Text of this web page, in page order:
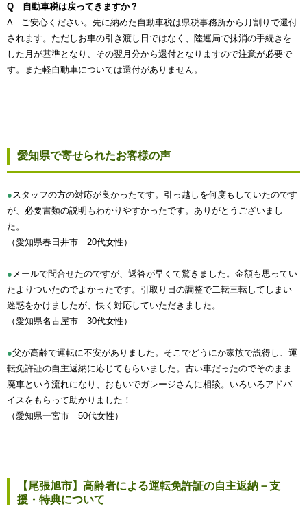
Q 自動車税は戻ってきますか？
A ご安心ください。先に納めた自動車税は県税事務所から月割りで還付
されます。ただしお車の引き渡し日ではなく、陸運局で抹消の手続きを
した月が基準となり、その翌月分から還付となりますので注意が必要で
す。また軽自動車については還付がありません。
愛知県で寄せられたお客様の声
● スタッフの方の対応が良かったです。引っ越しを何度もしていたのです
が、必要書類の説明もわかりやすかったです。ありがとうございまし
た。
（愛知県春日井市 20代女性）
● メールで問合せたのですが、返答が早くて驚きました。金額も思ってい
たよりついたのでよかったです。引取り日の調整で二転三転してしまい
迷惑をかけましたが、快く対応していただきました。
（愛知県名古屋市 30代女性）
●父が高齢で運転に不安がありました。そこでどうにか家族で説得し、運
転免許証の自主返納に応じてもらいました。古い車だったのでそのまま
廃車という流れになり、おもいでガレージさんに相談。いろいろアドバ
イスをもらって助かりました！
（愛知県一宮市 50代女性）
【尾張旭市】高齢者による運転免許証の自主返納－支
援・特典について